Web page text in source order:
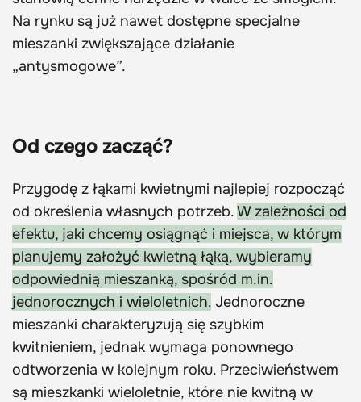
Na rynku są już nawet dostępne specjalne
mieszanki zwiększające działanie
„antysmogowe”.
Od czego zacząć?
Przygodę z łąkami kwietnymi najlepiej rozpocząć
od określenia własnych potrzeb.W zależności od
efektu, jaki chcemy osiągnąć i miejsca, w którym
planujemy założyć kwietną łąką, wybieramy
odpowiednią mieszanką, spośród m.in.
jednorocznych i wieloletnich. Jednoroczne
mieszanki charakteryzują się szybkim
kwitnieniem, jednak wymaga ponownego
odtworzenia w kolejnym roku. Przeciwieństwem
są mieszkanki wieloletnie, które nie kwitną w